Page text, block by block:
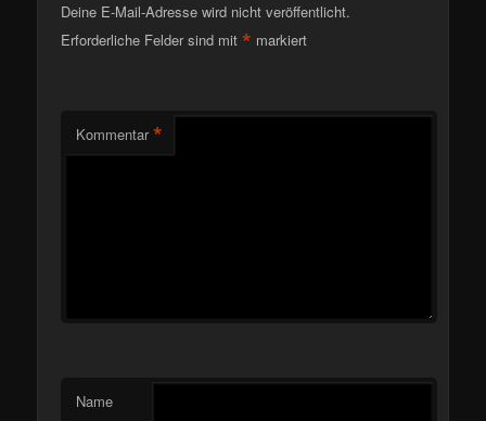
Deine E-Mail-Adresse wird nicht veröffentlicht.
Erforderliche Felder sind mit* markiert
Kommentar *
Name